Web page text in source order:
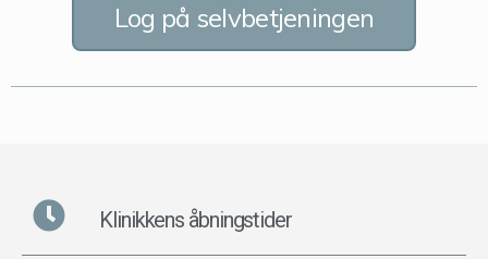
Log på selvbetjeningen
Klinikkens åbningstider